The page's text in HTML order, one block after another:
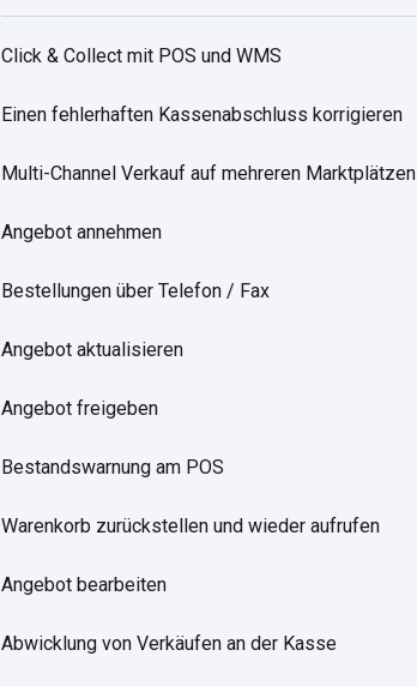
Click & Collect mit POS und WMS
Einen fehlerhaften Kassenabschluss korrigieren
Multi-Channel Verkauf auf mehreren Marktplätzen
Angebot annehmen
Bestellungen über Telefon / Fax
Angebot aktualisieren
Angebot freigeben
Bestandswarnung am POS
Warenkorb zurückstellen und wieder aufrufen
Angebot bearbeiten
Abwicklung von Verkäufen an der Kasse